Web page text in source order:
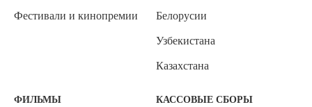
Фестивали и кинопремии Белорусии
Узбекистана
Казахстана
ФИЛЬМЫ КАССОВЫЕ СБОРЫ